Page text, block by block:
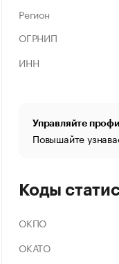
Регион
ОГРНИП
ИНН
Управляйте
Повышайте
Коды
ОКПО
ОКАТО